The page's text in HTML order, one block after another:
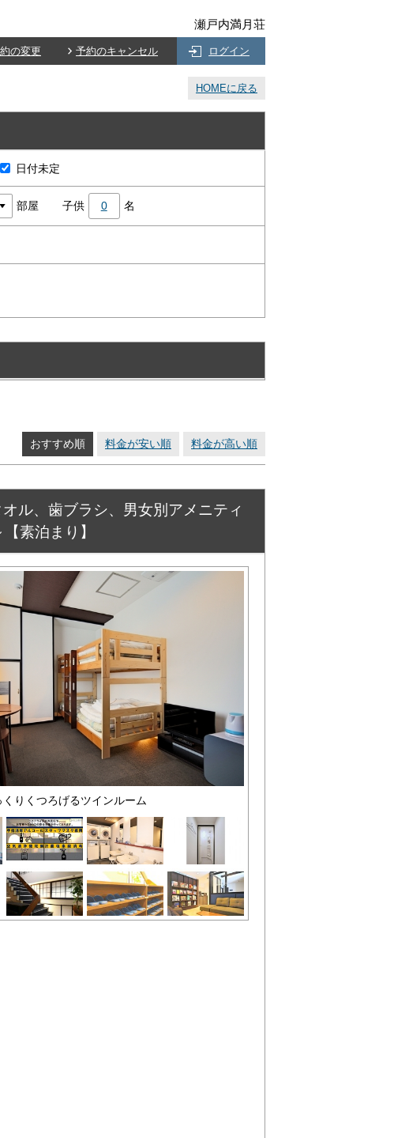
瀬戸内満月荘
の変更 予約のキャンセル ログイン
HOMEに戻る
日付未定
部屋 子供 0 名
おすすめ順 料金が安い順 料金が高い順
ル、歯ブラシ、男女別アメニティ
素泊まり】
りくつろげるツインルーム